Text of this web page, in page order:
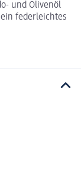
und Olivenöl
federleichtes